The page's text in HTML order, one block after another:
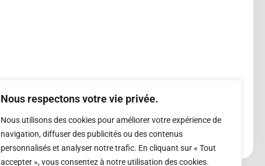
Nous respectons votre vie privée.
Nous utilisons des cookies pour améliorer votre expérience de
navigation, diffuser des publicités ou des contenus
personnalisés et analyser notre trafic. En cliquant sur « Tout
accepter », vous consentez à notre utilisation des cookies.